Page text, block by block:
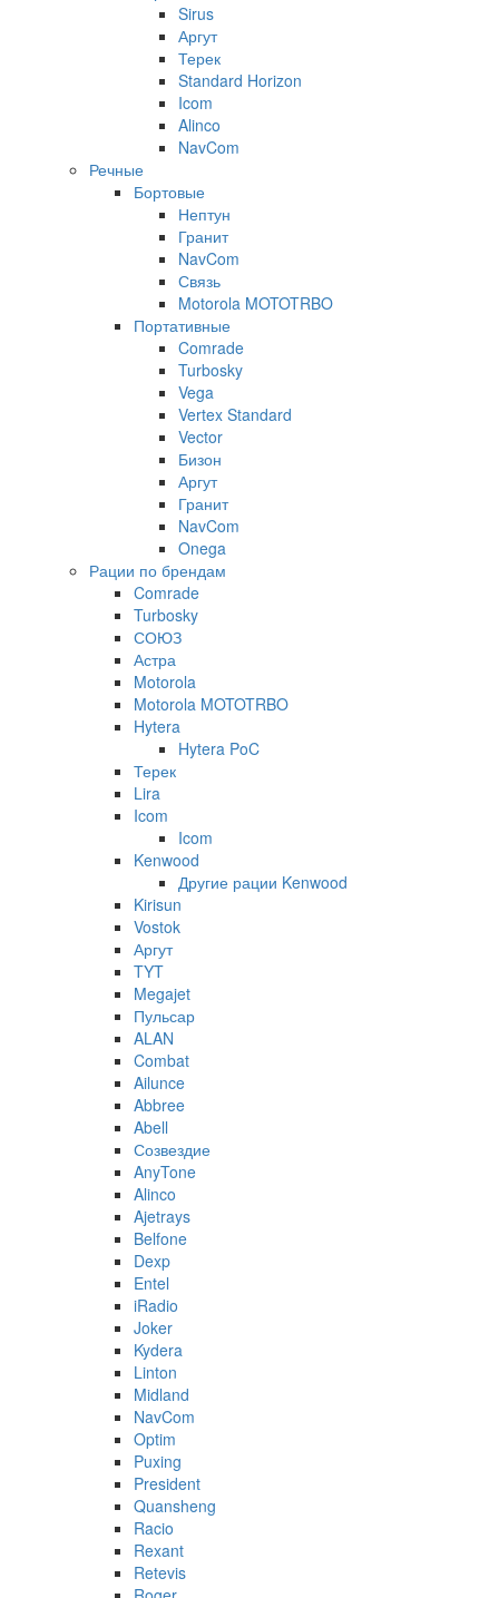
Sirus
Аргут
Терек
Standard Horizon
Icom
Alinco
NavCom
Речные
Бортовые
Нептун
Гранит
NavCom
Связь
Motorola MOTOTRBO
Портативные
Comrade
Turbosky
Vega
Vertex Standard
Vector
Бизон
Аргут
Гранит
NavCom
Onega
Рации по брендам
Comrade
Turbosky
СОЮЗ
Астра
Motorola
Motorola MOTOTRBO
Hytera
Hytera PoC
Терек
Lira
Icom
Icom
Kenwood
Другие рации Kenwood
Kirisun
Vostok
Аргут
TYT
Megajet
Пульсар
ALAN
Combat
Ailunce
Abbree
Abell
Созвездие
AnyTone
Alinco
Ajetrays
Belfone
Dexp
Entel
iRadio
Joker
Kydera
Linton
Midland
NavCom
Optim
Puxing
President
Quansheng
Racio
Rexant
Retevis